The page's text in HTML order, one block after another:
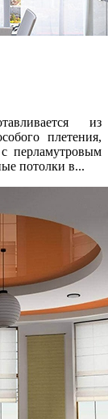
из
плетения,
перламутровым
потолки в...